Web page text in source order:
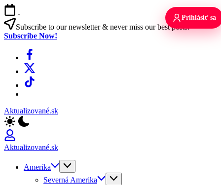
Skip
to
content
-
Subscribe to our newsletter & never miss our best posts.
Subscribe Now!
Facebook
X
TikTok
Aktualizované.sk
Aktualizované.sk
Amerika
Severná Amerika
Prihlásiť sa